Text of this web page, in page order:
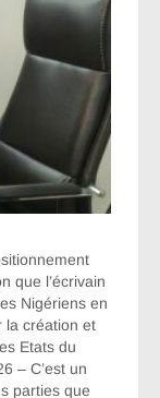
que l’écrivain
Nigériens en
la création et
Etats du
– C’est un
parties que